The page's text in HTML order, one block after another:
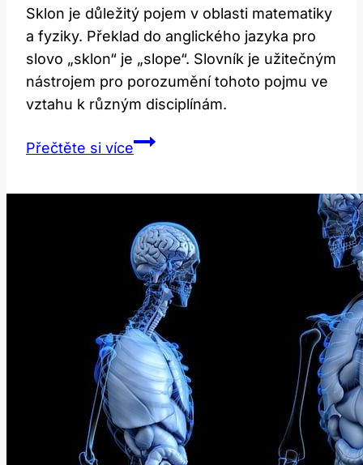
Sklon je důležitý pojem v oblasti matematiky
a fyziky. Překlad do anglického jazyka pro
slovo „sklon“ je „slope“. Slovník je užitečným
nástrojem pro porozumění tohoto pojmu ve
vztahu k různým disciplínám.
Přečtěte si víceSlope:
v
anglicko-
českém
slovníku